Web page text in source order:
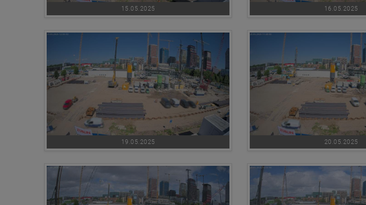
15.05.2025 16.05.2025
19.05.2025 20.05.2025